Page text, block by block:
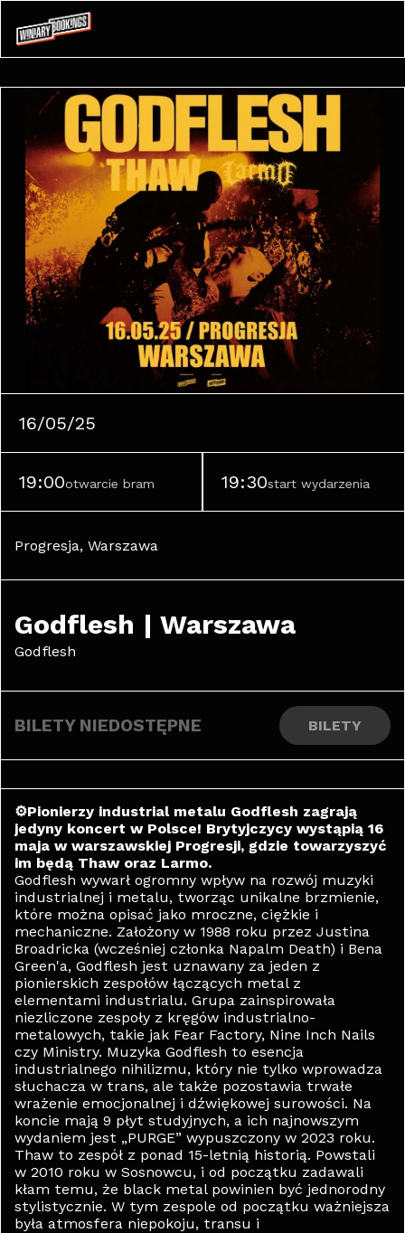
16/05/25
19:00otwarcie bram 19:30start wydarzenia
Progresja, Warszawa
Godflesh | Warszawa
Godflesh
BILETY NIEDOSTĘPNE BILETY
⚙Pionierzy industrial metalu Godflesh zagrają
jedyny koncert w Polsce! Brytyjczycy wystąpią 16
maja w warszawskiej Progresji, gdzie towarzyszyć
im będą Thaw oraz Larmo.
Godflesh wywarł ogromny wpływ na rozwój muzyki
industrialnej i metalu, tworząc unikalne brzmienie,
które można opisać jako mroczne, ciężkie i
mechaniczne. Założony w 1988 roku przez Justina
Broadricka (wcześniej członka Napalm Death) i Bena
Green'a, Godflesh jest uznawany za jeden z
pionierskich zespołów łączących metal z
elementami industrialu. Grupa zainspirowała
niezliczone zespoły z kręgów industrialno-
metalowych, takie jak Fear Factory, Nine Inch Nails
czy Ministry. Muzyka Godflesh to esencja
industrialnego nihilizmu, który nie tylko wprowadza
słuchacza w trans, ale także pozostawia trwałe
wrażenie emocjonalnej i dźwiękowej surowości. Na
koncie mają 9 płyt studyjnych, a ich najnowszym
wydaniem jest „PURGE” wypuszczony w 2023 roku.
Thaw to zespół z ponad 15-letnią historią. Powstali
w 2010 roku w Sosnowcu, i od początku zadawali
kłam temu, że black metal powinien być jednorodny
stylistycznie. W tym zespole od początku ważniejsza
była atmosfera niepokoju, transu i